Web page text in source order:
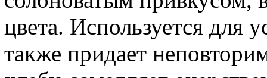
цвета. Используется для
также придает